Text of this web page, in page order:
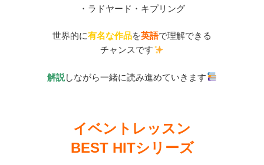
・ラドヤード・キプリング
世界的に有名な作品を英語で理解できる
チャンスです
解説しながら一緒に読み進めていきます
イベントレッスン
BEST HITシリーズ